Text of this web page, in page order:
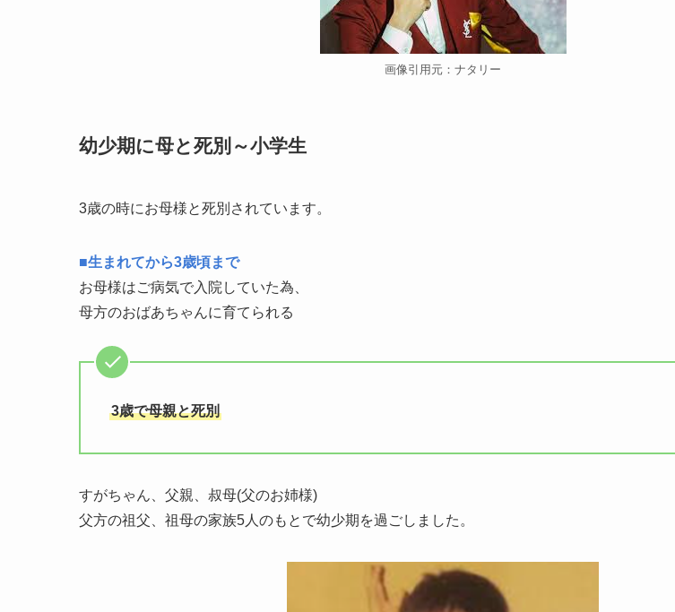
画像引用元：ナタリー
幼少期に母と死別～小学生
3歳の時にお母様と死別されています。
■生まれてから3歳頃まで
お母様はご病気で入院していた為、
母方のおばあちゃんに育てられる
3歳で母親と死別
すがちゃん、父親、叔母(父のお姉様)
父方の祖父、祖母の家族5人のもとで幼少期を過ごしました。